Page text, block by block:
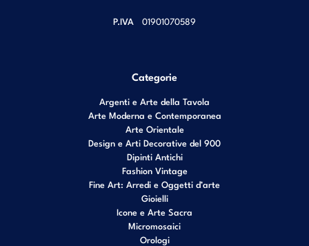
P.IVA 01901070589
Categorie
Argenti e Arte della Tavola
Arte Moderna e Contemporanea
Arte Orientale
Design e Arti Decorative del 900
Dipinti Antichi
Fashion Vintage
Fine Art: Arredi e Oggetti d’arte
Gioielli
Icone e Arte Sacra
Micromosaici
Orologi